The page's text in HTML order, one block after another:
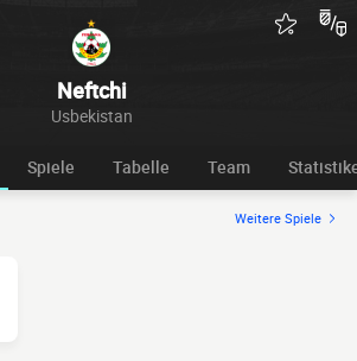
Neftchi
Usbekistan
Spiele Tabelle Team
Weitere Spiele